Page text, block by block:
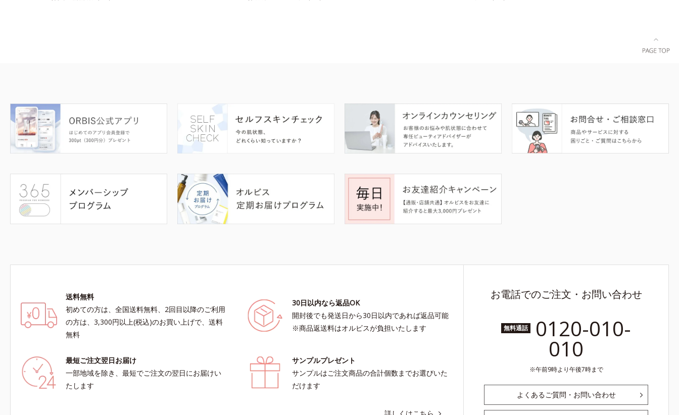
送料無料
初めての方は、全国送料無料、2回目以降のご利用
の方は、3,300円以上(税込)のお買い上げで、送料
無料
30日以内なら返品OK
開封後でも発送日から30日以内であれば返品可能
※商品返送料はオルビスが負担いたします
最短ご注文翌日お届け
一部地域を除き、最短でご注文の翌日にお届けい
たします
サンプルプレゼント
サンプルはご注文商品の合計個数までお選びいた
だけます
お電話でのご注文・お問い合わせ
無料通話 0120-010-
010
午前9時より午後7時まで
よくあるご質問・お問い合わせ